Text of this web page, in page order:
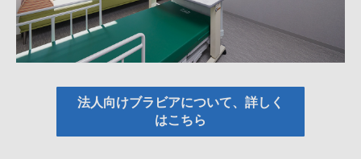
法人向けブラビアについて、詳しく
はこちら